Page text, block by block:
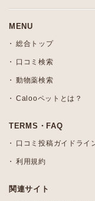
MENU
総合トップ
口コミ検索
動物薬検索
Calooペットとは？
TERMS・FAQ
口コミ投稿ガイドライ
利用規約
関連サイト